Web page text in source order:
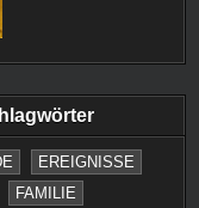
EREIGNISSE
FAMILIE